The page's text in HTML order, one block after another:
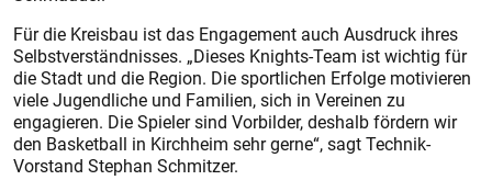
Für die Kreisbau ist das Engagement auch Ausdruck ihres
Selbstverständnisses. „Dieses Knights-Team ist wichtig für
die Stadt und die Region. Die sportlichen Erfolge motivieren
viele Jugendliche und Familien, sich in Vereinen zu
engagieren. Die Spieler sind Vorbilder, deshalb fördern wir
den Basketball in Kirchheim sehr gerne“, sagt Technik-
Vorstand Stephan Schmitzer.